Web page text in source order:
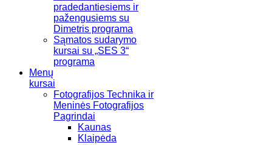
pradedantiesiems ir
pažengusiems su
Dimetris programa
Sąmatos sudarymo
kursai su „SES 3“
programa
Menų
kursai
Fotografijos Technika ir
Meninės Fotografijos
Pagrindai
Kaunas
Klaipėda